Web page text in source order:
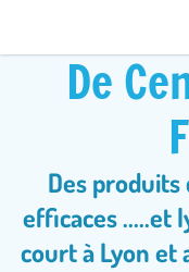
De
Des
efficaces .....et
court à Lyon et